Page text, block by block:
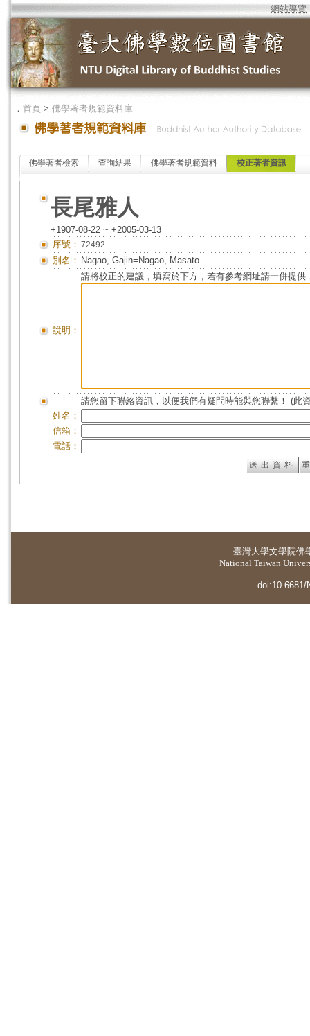
網站導覽
． 首頁 > 佛學著者規範資料庫
佛學著者檢索 查詢結果 佛學著者規範資料 校正著者資訊
長尾雅人
+1907-08-22 ~ +2005-03-13
序號： 72492
別名： Nagao, Gajin=Nagao, Masato
說明：
請將校正的建議，填寫於下方，若有參考網址請一併提供
請您留下聯絡資訊，以便我們有疑問時能與您聯繫！ (此
姓名：
信箱：
電話：
臺灣大學文學院佛
National Taiwan
doi:10.6681/